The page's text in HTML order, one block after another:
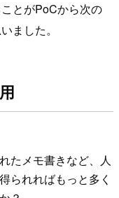
とがPoCから次の
ました。
たメモ書きなど、人
られればもっと多く